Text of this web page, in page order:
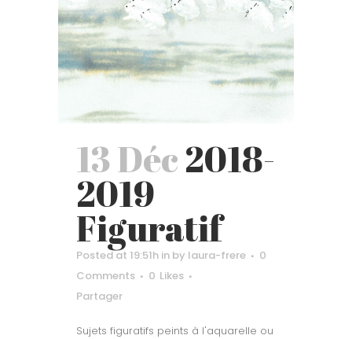
13 Déc2018-
2019
Figuratif
Posted at 19:51h in by laura-frere
0
Comments
0 Likes
Partager
Sujets figuratifs peints à l'aquarelle ou